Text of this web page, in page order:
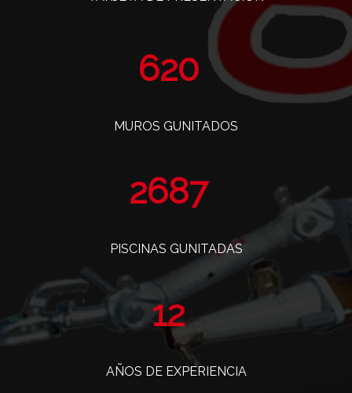
741
MUROS GUNITADOS
3215
PISCINAS GUNITADAS
14
AÑOS DE EXPERIENCIA